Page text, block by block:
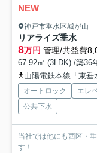
NEW
神戸市垂水区城が山
リアライズ垂水
8万円 管理/共益費
67.92㎡ (3LDK) /築36
山陽電鉄本線「東垂
オートロック エレ
公共下水
当社では他にも西区・
す！